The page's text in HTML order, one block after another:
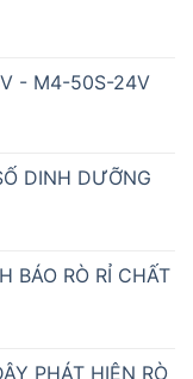
- M4-50S-24V
DINH DƯỠNG
BÁO RÒ RỈ CHẤT
PHÁT HIỆN RÒ